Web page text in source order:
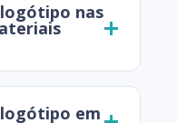
nas
em